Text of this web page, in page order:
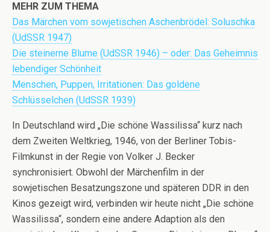
MEHR ZUM THEMA
Das Märchen vom sowjetischen Aschenbrödel: Soluschka
(UdSSR 1947)
Die steinerne Blume (UdSSR 1946) – oder: Das Geheimnis
lebendiger Schönheit
Menschen, Puppen, Irritationen: Das goldene
Schlüsselchen (UdSSR 1939)
In Deutschland wird „Die schöne Wassilissa“ kurz nach
dem Zweiten Weltkrieg, 1946, von der Berliner Tobis-
Filmkunst in der Regie von Volker J. Becker
synchronisiert. Obwohl der Märchenfilm in der
sowjetischen Besatzungszone und späteren DDR in den
Kinos gezeigt wird, verbinden wir heute nicht „Die schöne
Wassilissa“, sondern eine andere Adaption als den